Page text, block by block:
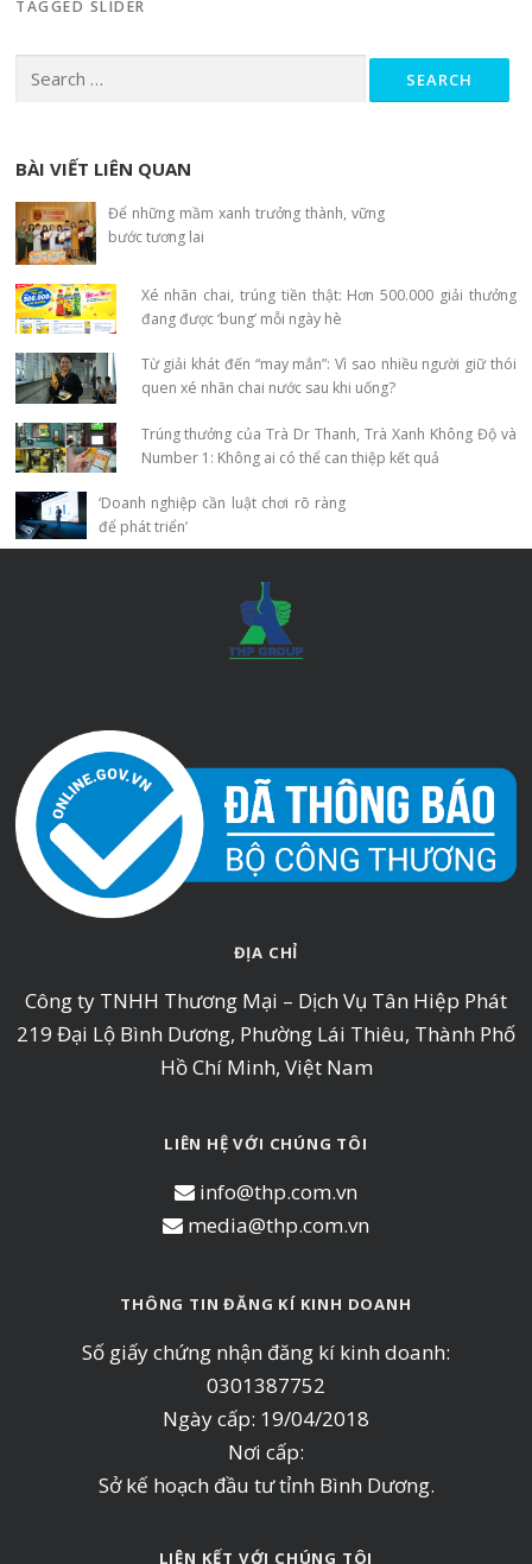
TAGGED SLIDER
BÀI VIẾT LIÊN QUAN
Để những mầm xanh trưởng thành, vững
bước tương lai
Xé nhãn chai, trúng tiền thật: Hơn 500.000 giải thưởng
đang được ‘bung’ mỗi ngày hè
Từ giải khát đến “may mắn”: Vì sao nhiều người giữ thói
quen xé nhãn chai nước sau khi uống?
Trúng thưởng của Trà Dr Thanh, Trà Xanh Không Độ và
Number 1: Không ai có thể can thiệp kết quả
‘Doanh nghiệp cần luật chơi rõ ràng
để phát triển’
ĐỊA CHỈ
Công ty TNHH Thương Mại – Dịch Vụ Tân Hiệp Phát
219 Đại Lộ Bình Dương, Phường Lái Thiêu, Thành Phố
Hồ Chí Minh, Việt Nam
LIÊN HỆ VỚI CHÚNG TÔI
info@thp.com.vn
media@thp.com.vn
THÔNG TIN ĐĂNG KÍ KINH DOANH
Số giấy chứng nhận đăng kí kinh doanh:
0301387752
Ngày cấp: 19/04/2018
Nơi cấp:
Sở kế hoạch đầu tư tỉnh Bình Dương.
LIÊN KẾT VỚI CHÚNG TÔI